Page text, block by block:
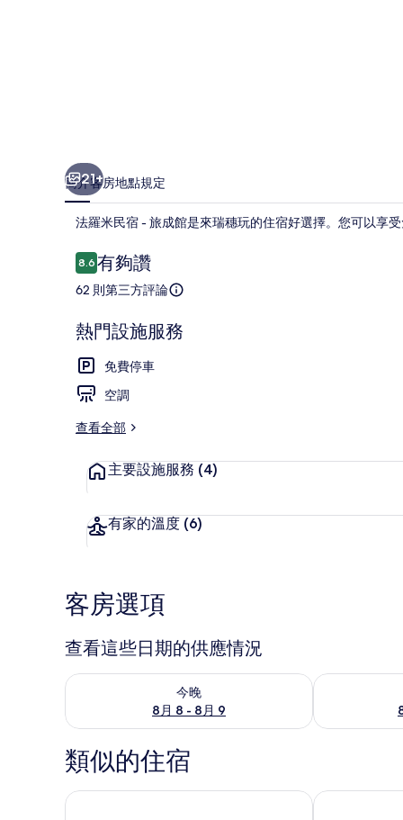
21+
簡介客房地點規定
法羅米民宿 - 旅成館是來瑞穗玩的住宿好選擇。您可以享
評
論
8.68.6 分，滿分 10 分，
有夠讚
62 則第三方評論
熱門設施服務
免費停車
空調
查看全部
主要設施服務 (4)
有家的溫度 (6)
客房選項
查看這些日期的供應情況
今晚
8月 8 - 8月 9
查看今晚 (8月 8 - 8月 9) 的供應情況 查看明天 (8
類似的住宿
蜜滋賀溫泉大飯店 花蓮瑞穗溫